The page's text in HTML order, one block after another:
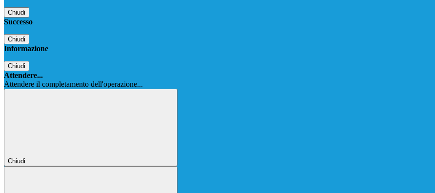
Chiudi
Successo
Chiudi
Informazione
Chiudi
Attendere...
Attendere il completamento dell'operazione...
Chiudi